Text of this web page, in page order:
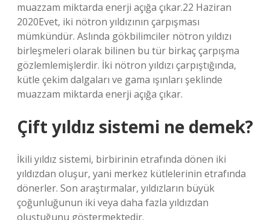
muazzam miktarda enerji açığa çıkar.22 Haziran
2020Evet, iki nötron yıldızının çarpışması
mümkündür. Aslında gökbilimciler nötron yıldızı
birleşmeleri olarak bilinen bu tür birkaç çarpışma
gözlemlemişlerdir. İki nötron yıldızı çarpıştığında,
kütle çekim dalgaları ve gama ışınları şeklinde
muazzam miktarda enerji açığa çıkar.
Çift yıldız sistemi ne demek?
İkili yıldız sistemi, birbirinin etrafında dönen iki
yıldızdan oluşur, yani merkez kütlelerinin etrafında
dönerler. Son araştırmalar, yıldızların büyük
çoğunluğunun iki veya daha fazla yıldızdan
oluştuğunu göstermektedir.